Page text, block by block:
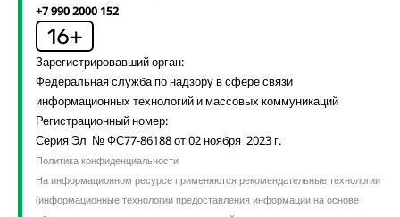
+7 990 2000 152
Зарегистрировавший орган:
Федеральная служба по надзору в сфере связи
информационных технологий и массовых коммуникаций
Регистрационный номер:
Серия Эл № ФС77-86188 от 02 ноября 2023 г.
Политика конфиденциальности
На информационном ресурсе применяются рекомендательные технологии
(информационные технологии предоставления информации на основе